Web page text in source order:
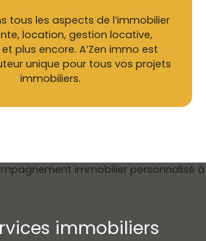
tous les aspects de l’immobilier
location, gestion locative,
plus encore. A’Zen immo est
unique pour tous vos projets
immobiliers.
immobiliers